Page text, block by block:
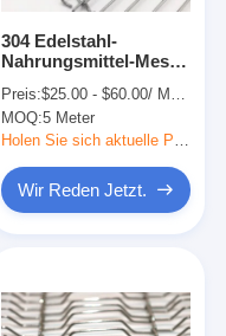
304 Edelstahl-
Nahrungsmittel-Mesh
Conveyor-Systeme
Preis:$25.00 - $60.00/ Meter|1 Meter/Meters(Min. Order)
MOQ:5 Meter
Wir Reden Jetzt.